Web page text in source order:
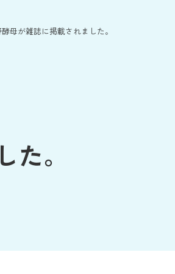
。
母が雑誌に掲載されました。